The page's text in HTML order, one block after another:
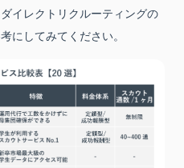
イレクトリクルーティングの
にしてみてください。